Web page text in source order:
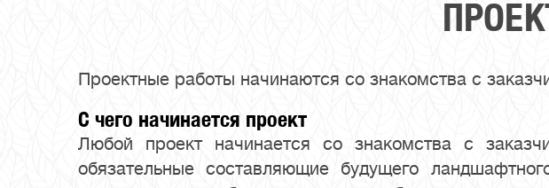
Проектные работы начинаются со знакомства с
С чего начинается проект
Любой проект начинается со знакомства с
обязательные составляющие будущего